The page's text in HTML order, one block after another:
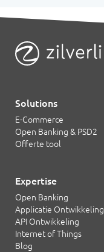
Solutions
E-Commerce
Open Banking & PSD2
Offerte tool
Expertise
Open Banking
Applicatie Ontwikkeling
API Ontwikkeling
Internet of Things
Blog